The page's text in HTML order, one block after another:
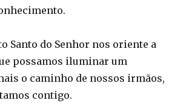
Santo do Senhor nos oriente a
possamos iluminar um
o caminho de nossos irmãos,
contigo.